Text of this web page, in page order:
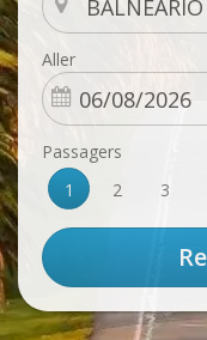
Aller
Passagers
1
2 3